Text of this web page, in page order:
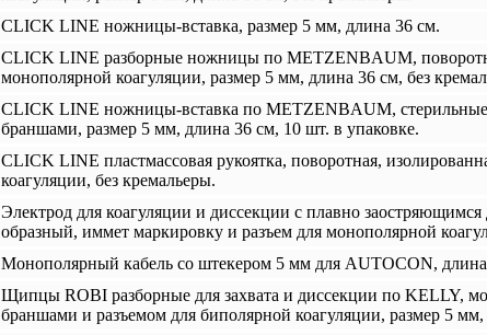
CLICK LINE ножницы-вставка, размер 5 мм, длина 36 см.
CLICK LINE разборные ножницы по METZENBAUM,
монополярной коагуляции, размер 5 мм, длина 36 см, без
CLICK LINE ножницы-вставка по METZENBAUM,
браншами, размер 5 мм, длина 36 см, 10 шт. в упаковке.
CLICK LINE пластмассовая рукоятка, поворотная,
коагуляции, без кремальеры.
Электрод для коагуляции и диссекции с плавно
образный, иммет маркировку и разъем для монополярной
Монополярный кабель со штекером 5 мм для AUTOCON,
Щипцы ROBI разборные для захвата и диссекции по KELLY,
браншами и разъемом для биполярной коагуляции, размер 5